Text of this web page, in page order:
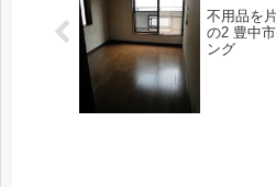
不用品を
の2 豊中
ング